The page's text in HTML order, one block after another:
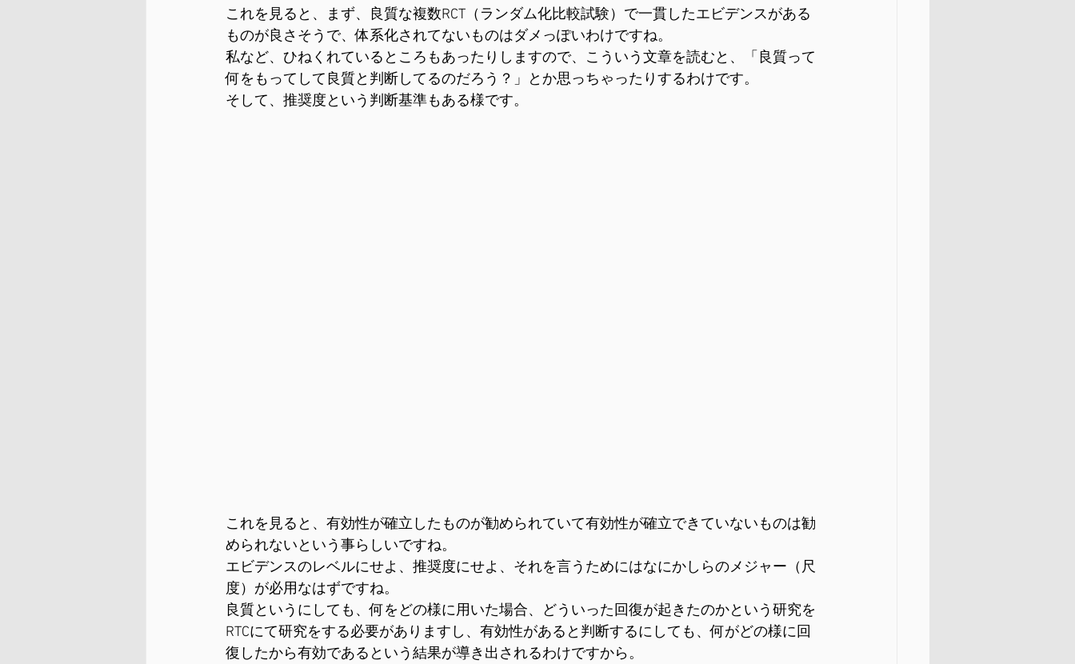
これを見ると、まず、良質な複数RCT（ランダム化比較試験）で一貫したエビデンスがある
ものが良さそうで、体系化されてないものはダメっぽいわけですね。
私など、ひねくれているところもあったりしますので、こういう文章を読むと、「良質って
何をもってして良質と判断してるのだろう？」とか思っちゃったりするわけです。
そして、推奨度という判断基準もある様です。
これを見ると、有効性が確立したものが勧められていて有効性が確立できていないものは勧
められないという事らしいですね。
エビデンスのレベルにせよ、推奨度にせよ、それを言うためにはなにかしらのメジャー（尺
度）が必用なはずですね。
良質というにしても、何をどの様に用いた場合、どういった回復が起きたのかという研究を
RTCにて研究をする必要がありますし、有効性があると判断するにしても、何がどの様に回
復したから有効であるという結果が導き出されるわけですから。